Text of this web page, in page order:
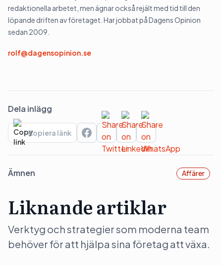
redaktionella arbetet, men ägnar också rejält med tid till den
löpande driften av företaget. Har jobbat på Dagens Opinion
sedan 2009.
rolf@dagensopinion.se
Dela inlägg
Kopiera länk
Ämnen Affärer
Liknande artiklar
Verktyg och strategier som moderna team
behöver för att hjälpa sina företag att växa.